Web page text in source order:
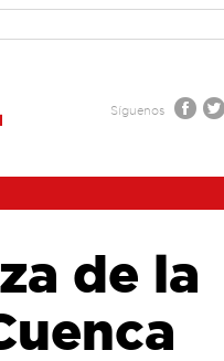
Síguenos
de la